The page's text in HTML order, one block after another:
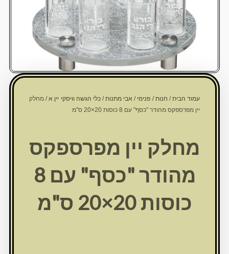
עמוד הבית/חנות/פנימי/אבי מתנות/כלי הגשה וויסקי יין א/ מחלק
יין מפרספקס מהודר "כסף" עם 8 כוסות 20×20 ס"מ
מחלק יין מפרספקס
מהודר "כסף" עם 8
כוסות 20×20 ס"מ